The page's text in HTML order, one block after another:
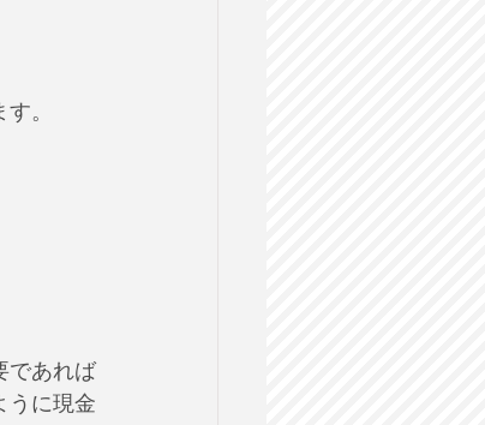
。
であれば
うに現金